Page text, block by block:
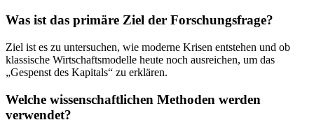
Was ist das primäre Ziel der Forschungsfrage?
Ziel ist es zu untersuchen, wie moderne Krisen entstehen und ob
klassische Wirtschaftsmodelle heute noch ausreichen, um das
„Gespenst des Kapitals“ zu erklären.
Welche wissenschaftlichen Methoden werden
verwendet?